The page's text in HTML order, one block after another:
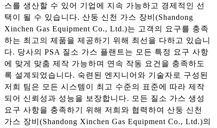
스를 생산할 수 있어 기업에 지속 가능하고 경제적인 선
택이 될 수 있습니다. 산둥 신천 가스 장비(Shandong
Xinchen Gas Equipment Co., Ltd.)는 고객의 요구를 충족
하는 최고의 제품을 제공하기 위해 최선을 다하고 있습니
다. 당사의 PSA 질소 가스 플랜트는 모든 특정 요구 사항
에 맞게 맞춤 제작 가능하며 연속 작동 요건을 충족하도
록 설계되었습니다. 숙련된 엔지니어와 기술자로 구성된
저희 팀은 모든 시스템이 최고 수준의 표준에 따라 제작
되어 신뢰성과 성능을 보장합니다. 모든 질소 가스 생성
요구 사항을 충족하기 위해 저희와 협력하여 산둥 신천
가스 장비(Shandong Xinchen Gas Equipment Co., Ltd.)의